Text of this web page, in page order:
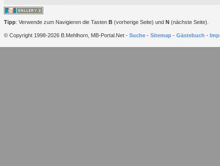
Tipp: Verwende zum Navigieren die Tasten B (vorherige Seite) und N (nächste Seite).
© Copyright 1998-2026 B.Mehlhorn, MB-Portal.Net - Suche - Sitemap - Gästebuch -